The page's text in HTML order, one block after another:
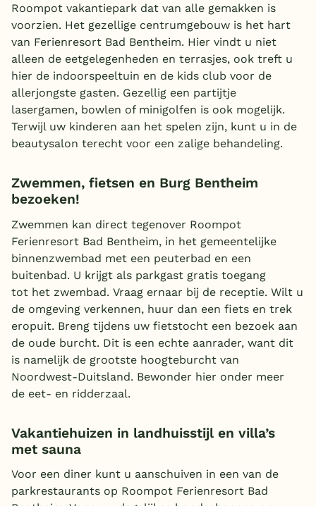
Roompot vakantiepark dat van alle gemakken is
voorzien. Het gezellige centrumgebouw is het hart
van Ferienresort Bad Bentheim. Hier vindt u niet
alleen de eetgelegenheden en terrasjes, ook treft u
hier de indoorspeeltuin en de kids club voor de
allerjongste gasten. Gezellig een partijtje
lasergamen, bowlen of minigolfen is ook mogelijk.
Terwijl uw kinderen aan het spelen zijn, kunt u in de
beautysalon terecht voor een zalige behandeling.
Zwemmen, fietsen en Burg Bentheim
bezoeken!
Zwemmen kan direct tegenover Roompot
Ferienresort Bad Bentheim, in het gemeentelijke
binnenzwembad met een peuterbad en een
buitenbad. U krijgt als parkgast gratis toegang
tot het zwembad. Vraag ernaar bij de receptie. Wilt u
de omgeving verkennen, huur dan een fiets en trek
eropuit. Breng tijdens uw fietstocht een bezoek aan
de oude burcht. Dit is een echte aanrader, want dit
is namelijk de grootste hoogteburcht van
Noordwest-Duitsland. Bewonder hier onder meer
de eet- en ridderzaal.
Vakantiehuizen in landhuisstijl en villa’s
met sauna
Voor een diner kunt u aanschuiven in een van de
parkrestaurants op Roompot Ferienresort Bad